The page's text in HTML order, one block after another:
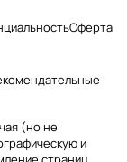
Оферта
(но не
и